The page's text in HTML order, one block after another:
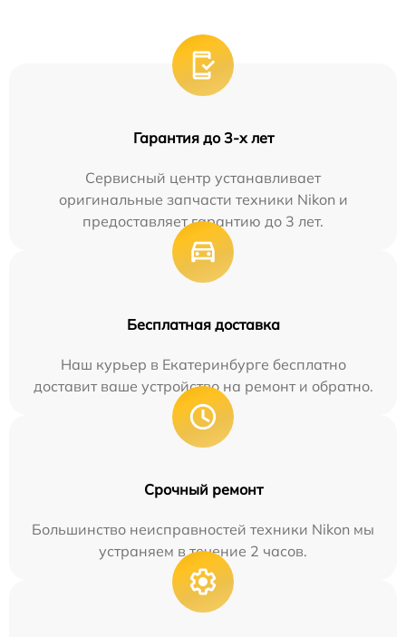
Гарантия до 3-х лет
Сервисный центр устанавливает
оригинальные запчасти техники Nikon и
предоставляет гарантию до 3 лет.
Бесплатная доставка
Наш курьер в Екатеринбурге бесплатно
доставит ваше устройство на ремонт и обратно.
Срочный ремонт
Большинство неисправностей техники Nikon мы
устраняем в течение 2 часов.